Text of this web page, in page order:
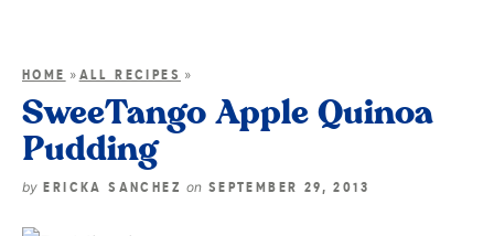
HOME » ALL RECIPES »
SweeTango Apple Quinoa
Pudding
by ERICKA SANCHEZon SEPTEMBER 29, 2013